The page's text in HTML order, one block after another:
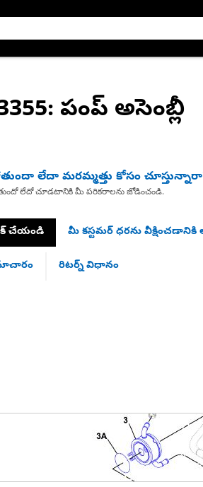
: పంప్ అసెంబ్లీ
లేదా మరమ్మత్తు కోసం
లేదో చూడటానికి మీ పరికరాలను జోడించండి.
చేయండి మీ కస్టమర్ ధరను
రిటర్న్ విధానం